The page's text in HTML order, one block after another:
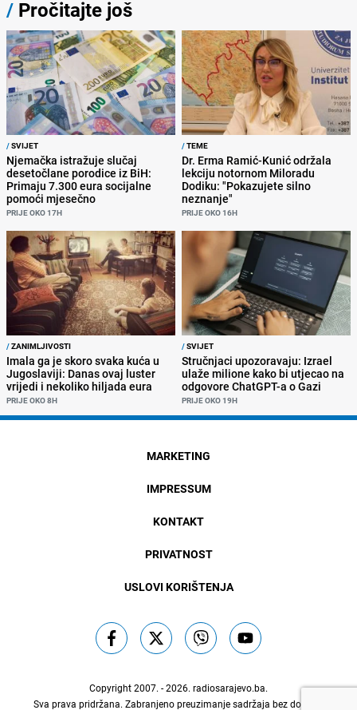
/ Pročitajte još
/SVIJET
Njemačka istražuje slučaj
desetočlane porodice iz BiH:
Primaju 7.300 eura socijalne
pomoći mjesečno
PRIJE OKO 17H
/TEME
Dr. Erma Ramić-Kunić održala
lekciju notornom Miloradu
Dodiku: "Pokazujete silno
neznanje"
PRIJE OKO 16H
/ZANIMLJIVOSTI
Imala ga je skoro svaka kuća u
Jugoslaviji: Danas ovaj luster
vrijedi i nekoliko hiljada eura
PRIJE OKO 8H
/SVIJET
Stručnjaci upozoravaju: Izrael
ulaže milione kako bi utjecao na
odgovore ChatGPT-a o Gazi
PRIJE OKO 19H
MARKETING
IMPRESSUM
KONTAKT
PRIVATNOST
USLOVI KORIŠTENJA
Copyright 2007. - 2026. radiosarajevo.ba.
Sva prava pridržana. Zabranjeno preuzimanje sadržaja bez dozvole